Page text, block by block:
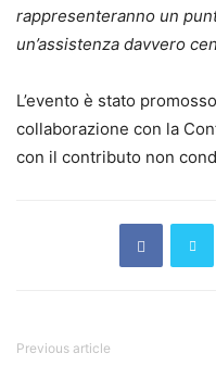
rappresenteranno un
un’assistenza davvero
L’evento è stato
collaborazione con la
con il contributo non
Previous article